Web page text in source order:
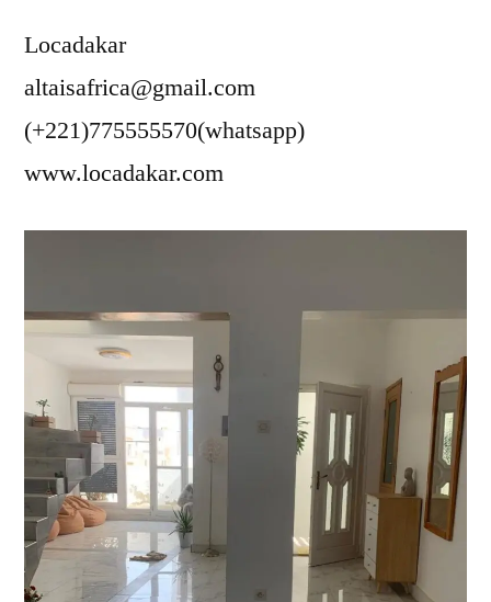
Locadakar
altaisafrica@gmail.com
(+221)775555570(whatsapp)
www.locadakar.com